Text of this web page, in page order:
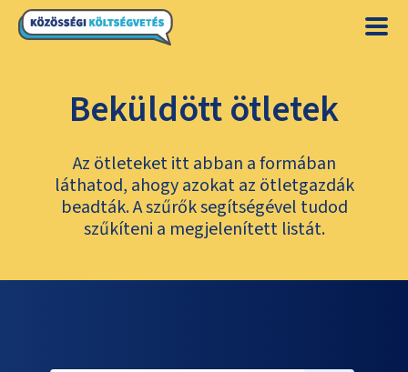
Beküldött ötletek
Az ötleteket itt abban a formában
láthatod, ahogy azokat az ötletgazdák
beadták. A szűrők segítségével tudod
szűkíteni a megjelenített listát.